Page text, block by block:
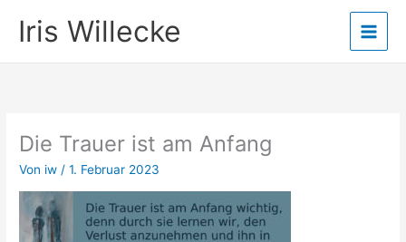
InhaltIris Willecke
Die Trauer ist am Anfang
Von iw /1. Februar 2023